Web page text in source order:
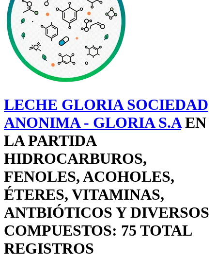
LECHE GLORIA SOCIEDAD
ANONIMA - GLORIA S.AEN
LA PARTIDA
HIDROCARBUROS,
FENOLES, ACOHOLES,
ÉTERES, VITAMINAS,
ANTBIÓTICOS Y DIVERSOS
COMPUESTOS: 75 TOTAL
REGISTROS